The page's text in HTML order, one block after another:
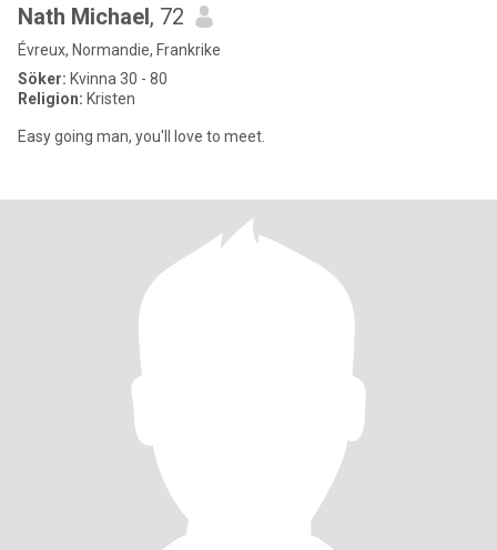
Nath Michael, 72
Évreux, Normandie, Frankrike
Söker: Kvinna 30 - 80
Religion: Kristen
Easy going man, you'll love to meet.